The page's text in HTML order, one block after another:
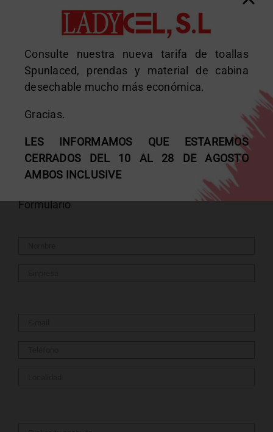
Toallas Airlaid o Spun-laced: ¿cuál elegir para cada
Información sobre vacaciones 2026
Papel camilla bicapa tissue: la opción más suave
Mitos sobre la depilación con cera en cabina
Formulario
Consulte nuestra nueva tarifa de toallas
Spunlaced, prendas y material de cabina
desechable mucho más económica.
Gracias.
LES INFORMAMOS QUE ESTAREMOS
CERRADOS DEL 10 AL 28 DE AGOSTO
AMBOS INCLUSIVE